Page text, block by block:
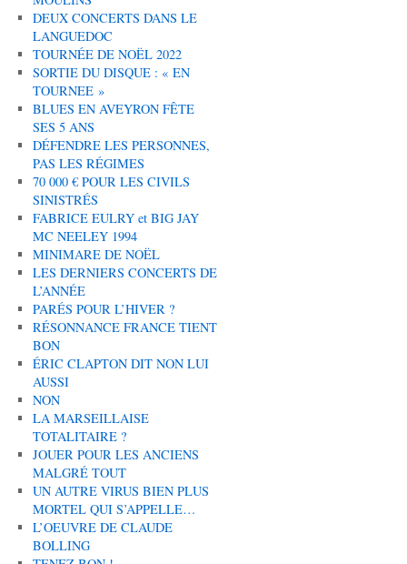
DEUX CONCERTS DANS LE
LANGUEDOC
TOURNÉE DE NOËL 2022
SORTIE DU DISQUE : « EN
TOURNEE »
BLUES EN AVEYRON FÊTE
SES 5 ANS
DÉFENDRE LES PERSONNES,
PAS LES RÉGIMES
70 000 € POUR LES CIVILS
SINISTRÉS
FABRICE EULRY et BIG JAY
MC NEELEY 1994
MINIMARE DE NOËL
LES DERNIERS CONCERTS DE
L’ANNÉE
PARÉS POUR L’HIVER ?
RÉSONNANCE FRANCE TIENT
BON
ÉRIC CLAPTON DIT NON LUI
AUSSI
NON
LA MARSEILLAISE
TOTALITAIRE ?
JOUER POUR LES ANCIENS
MALGRÉ TOUT
UN AUTRE VIRUS BIEN PLUS
MORTEL QUI S’APPELLE…
L’OEUVRE DE CLAUDE
BOLLING